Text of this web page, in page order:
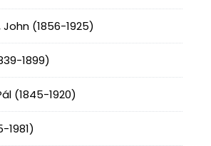
(1856-1925)
1899)
(1845-1920)
1981)